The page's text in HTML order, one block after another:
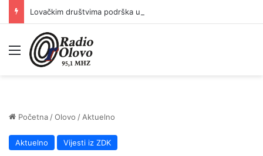
Lovačkim društvima podrška u iznosu od 138.000 KM
Meni
Početna /Olovo / Aktuelno
Aktuelno Vijesti iz ZDK